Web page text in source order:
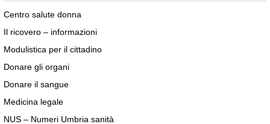
Centro salute donna
Il ricovero – informazioni
Modulistica per il cittadino
Donare gli organi
Donare il sangue
Medicina legale
NUS – Numeri Umbria sanità